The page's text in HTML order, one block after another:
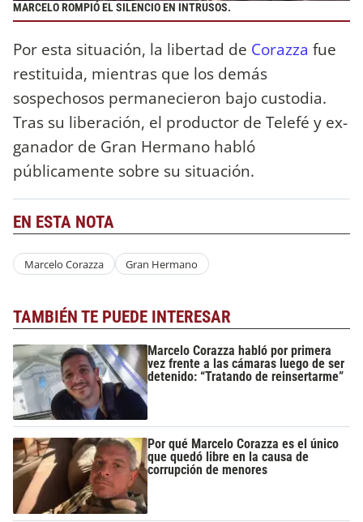
MARCELO ROMPIÓ EL SILENCIO EN INTRUSOS.
Por esta situación, la libertad de Corazza fue
restituida, mientras que los demás
sospechosos permanecieron bajo custodia.
Tras su liberación, el productor de Telefé y ex-
ganador de Gran Hermano habló
públicamente sobre su situación.
EN ESTA NOTA
Marcelo Corazza Gran Hermano
TAMBIÉN TE PUEDE INTERESAR
Marcelo Corazza habló por primera
vez frente a las cámaras luego de ser
detenido: “Tratando de reinsertarme”
Por qué Marcelo Corazza es el único
que quedó libre en la causa de
corrupción de menores